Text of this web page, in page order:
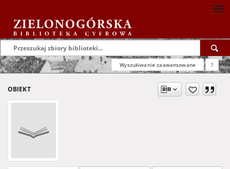
Wyszukiwanie zaawansowane ?
OBIEKT